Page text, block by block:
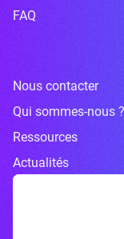
FAQ
Nous contacter
Qui sommes-nous ?
Ressources
Actualités